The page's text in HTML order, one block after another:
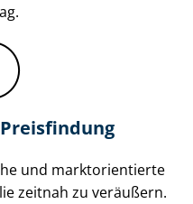
und markt­ori­en­tier­te
zeitnah zu veräußern.